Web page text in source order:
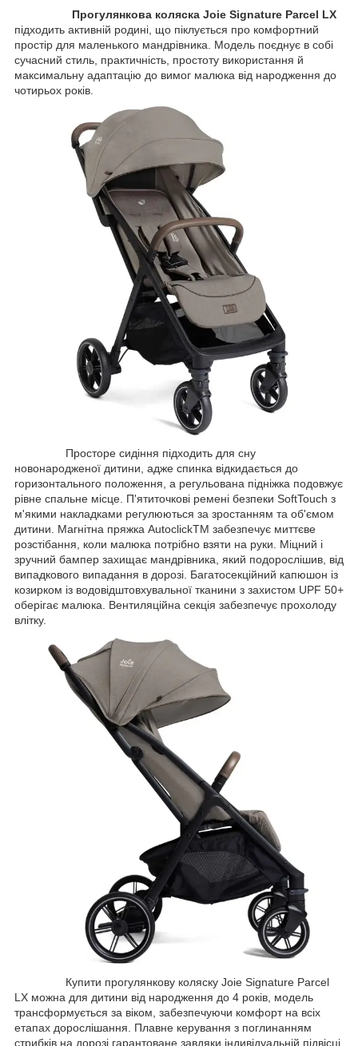
Прогулянкова коляска Joie Signature Parcel LX
підходить активній родині, що піклується про комфортний
простір для маленького мандрівника. Модель поєднує в собі
сучасний стиль, практичність, простоту використання й
максимальну адаптацію до вимог малюка від народження до
чотирьох років.
Просторе сидіння підходить для сну
новонародженої дитини, адже спинка відкидається до
горизонтального положення, а регульована підніжка подовжує
рівне спальне місце. П'ятиточкові ремені безпеки SoftTouch з
м'якими накладками регулюються за зростанням та об'ємом
дитини. Магнітна пряжка AutoclickTM забезпечує миттєве
розстібання, коли малюка потрібно взяти на руки. Міцний і
зручний бампер захищає мандрівника, який подорослішив, від
випадкового випадання в дорозі. Багатосекційний капюшон із
козирком із водовідштовхувальної тканини з захистом UPF 50+
оберігає малюка. Вентиляційна секція забезпечує прохолоду
влітку.
Купити прогулянкову коляску Joie Signature Parcel
LX можна для дитини від народження до 4 років, модель
трансформується за віком, забезпечуючи комфорт на всіх
етапах дорослішання. Плавне керування з поглинанням
стрибків на дорозі гарантоване завдяки індивідуальній підвісці